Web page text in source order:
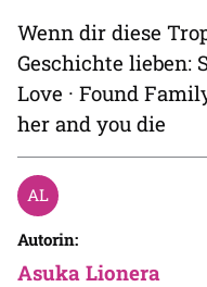
Wenn dir diese
Geschichte lieben:
Love · Found
her and you die
Autorin:
Asuka Lionera